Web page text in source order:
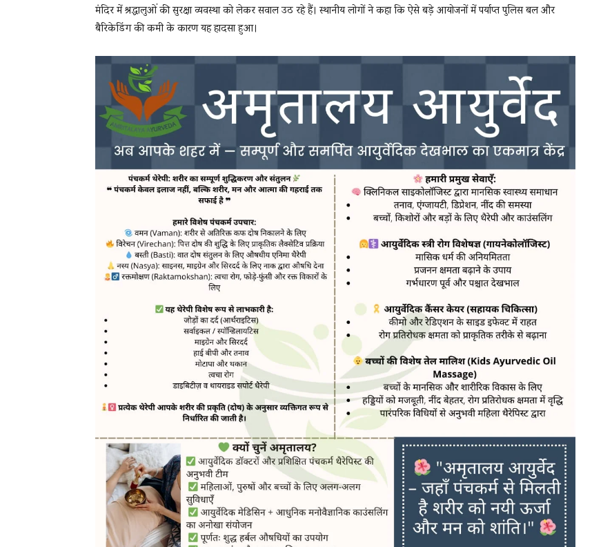
मंदिर में श्रद्धालुओं की सुरक्षा व्यवस्था को लेकर सवाल उठ रहे हैं। स्थानीय लोगों ने कहा कि ऐसे बड़े आयोजनों में पर्याप्त पुलिस बल और
बैरिकेडिंग की कमी के कारण यह हादसा हुआ।